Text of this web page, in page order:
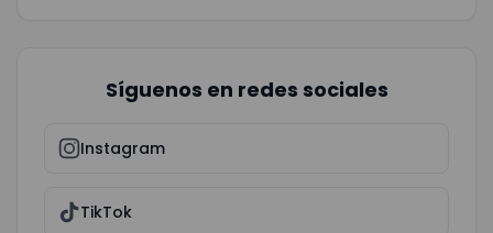
Síguenos en redes sociales
Instagram
TikTok